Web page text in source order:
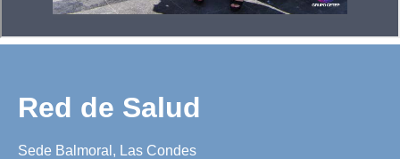
Red de Salud
Sede Balmoral, Las Condes